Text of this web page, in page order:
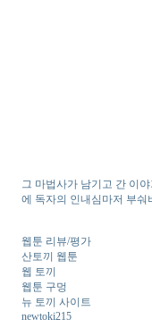
그 마법사가 남기고 간 이
에 독자의 인내심마저 부숴
웹툰 리뷰/평가
산토끼 웹툰
웹 토끼
웹툰 구멍
뉴 토끼 사이트
newtoki215